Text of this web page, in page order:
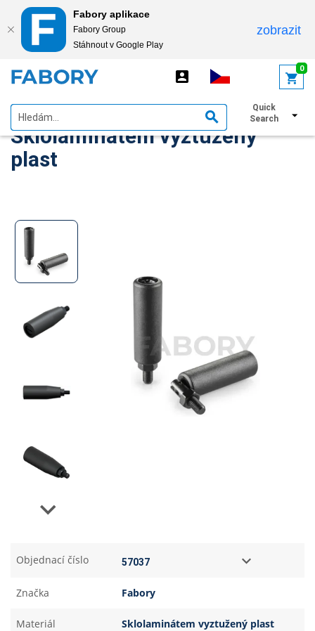
Fabory aplikace
Fabory Group
Stáhnout v Google Play
zobrazit
0
Quick
Search
Sklopná rukojeť otočná
Sklolaminátem vyztužený
plast
Next
Objednací číslo
Značka Fabory
Materiál Sklolaminátem vyztužený plast